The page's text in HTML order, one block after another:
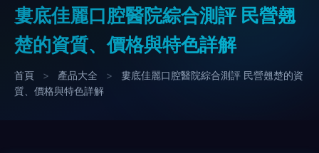
婁底佳麗口腔醫院綜合測評 民營翹
楚的資質、價格與特色詳解
首頁 > 產品大全 >
婁底佳麗口腔醫院綜合測評 民營翹楚的資
質、價格與特色詳解